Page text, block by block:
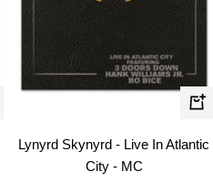
In
Lynyrd Skynyrd - Live In Atlantic
City - MC